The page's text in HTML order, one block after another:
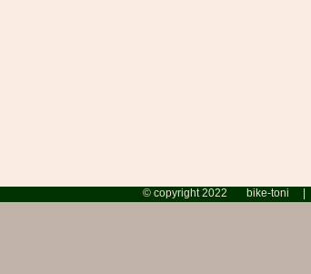
© copyright 2022